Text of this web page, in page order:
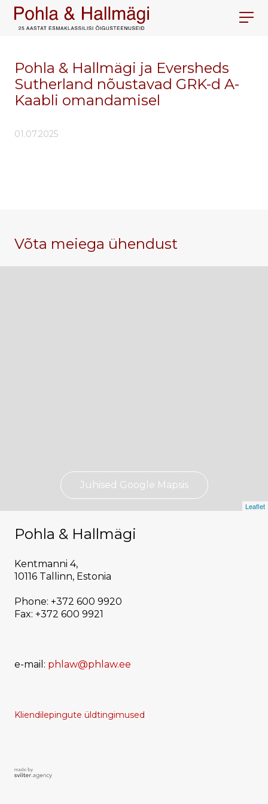
Pohla & Hallmägi ja Eversheds
Sutherland nõustavad GRK-d A-
Kaabli omandamisel
01.07.2025
Võta meiega ühendust
Leaflet
Juhised Google Mapsis
Pohla & Hallmägi
Kentmanni 4,
10116 Tallinn, Estonia
Phone: +372 600 9920
Fax: +372 600 9921
e-mail: phlaw@phlaw.ee
Kliendilepingute üldtingimused